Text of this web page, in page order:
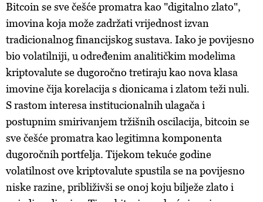
Bitcoin se sve češće promatra kao "digitalno zlato",
imovina koja može zadržati vrijednost izvan
tradicionalnog financijskog sustava. Iako je povijesno
bio volatilniji, u određenim analitičkim modelima
kriptovalute se dugoročno tretiraju kao nova klasa
imovine čija korelacija s dionicama i zlatom teži nuli.
S rastom interesa institucionalnih ulagača i
postupnim smirivanjem tržišnih oscilacija, bitcoin se
sve češće promatra kao legitimna komponenta
dugoročnih portfelja. Tijekom tekuće godine
volatilnost ove kriptovalute spustila se na povijesno
niske razine, približivši se onoj koju bilježe zlato i